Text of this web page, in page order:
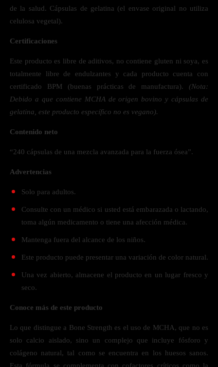
de la salud. Cápsulas de gelatina (el envase original no utiliza
celulosa vegetal).
Certificaciones
Este producto es libre de aditivos, no contiene gluten ni soya, es
totalmente libre de endulzantes y cada producto cuenta con
certificado BPM (buenas prácticas de manufactura). (Nota:
Debido a que contiene MCHA de origen bovino y cápsulas de
gelatina, este producto específico no es vegano).
Contenido neto
“240 cápsulas de una mezcla avanzada para la fuerza ósea”.
Advertencias
Solo para adultos.
Consulte con un médico si usted está embarazada o lactando,
toma algún medicamento o tiene una afección médica.
Mantenga fuera del alcance de los niños.
Este producto puede presentar una variación de color natural.
Una vez abierto, almacene el producto en un lugar fresco y
seco.
Conoce más de este producto
Lo que distingue a Bone Strength es el uso de MCHA, que no es
solo calcio aislado, sino un complejo que incluye fósforo y
colágeno natural, tal como se encuentra en los huesos sanos.